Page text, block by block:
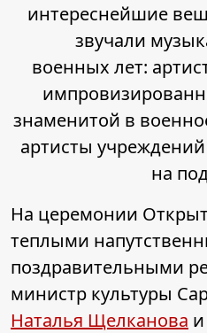
интереснейшие
звучали
военных лет:
знаменитой в
артисты
на
На церемонии
теплыми
поздравительными
министр культуры
Наталья Щелканова